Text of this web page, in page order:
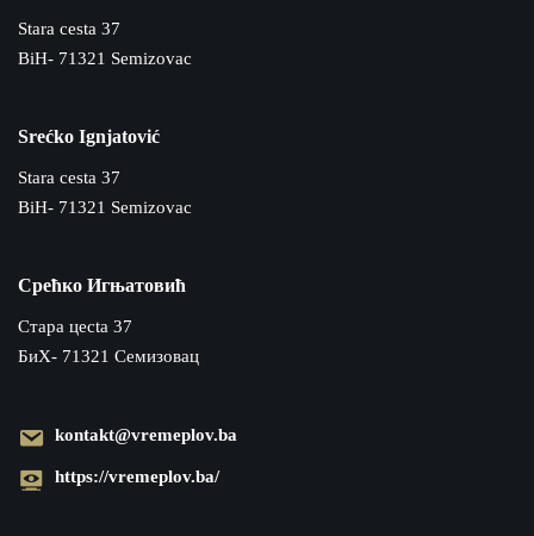
Stara cesta 37
BiH- 71321 Semizovac
Srećko Ignjatović
Stara cesta 37
BiH- 71321 Semizovac
Срећко Игњатовић
Cтара цecta 37
БиХ- 71321 Семизовац
kontakt@vremeplov.ba
https://vremeplov.ba/